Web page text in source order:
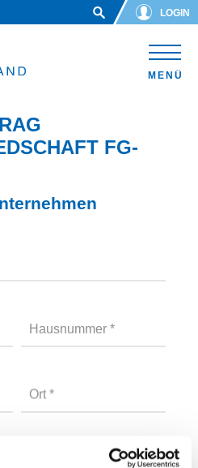
LOGIN
MENÜ
FG-
Hausnummer *
Ort *